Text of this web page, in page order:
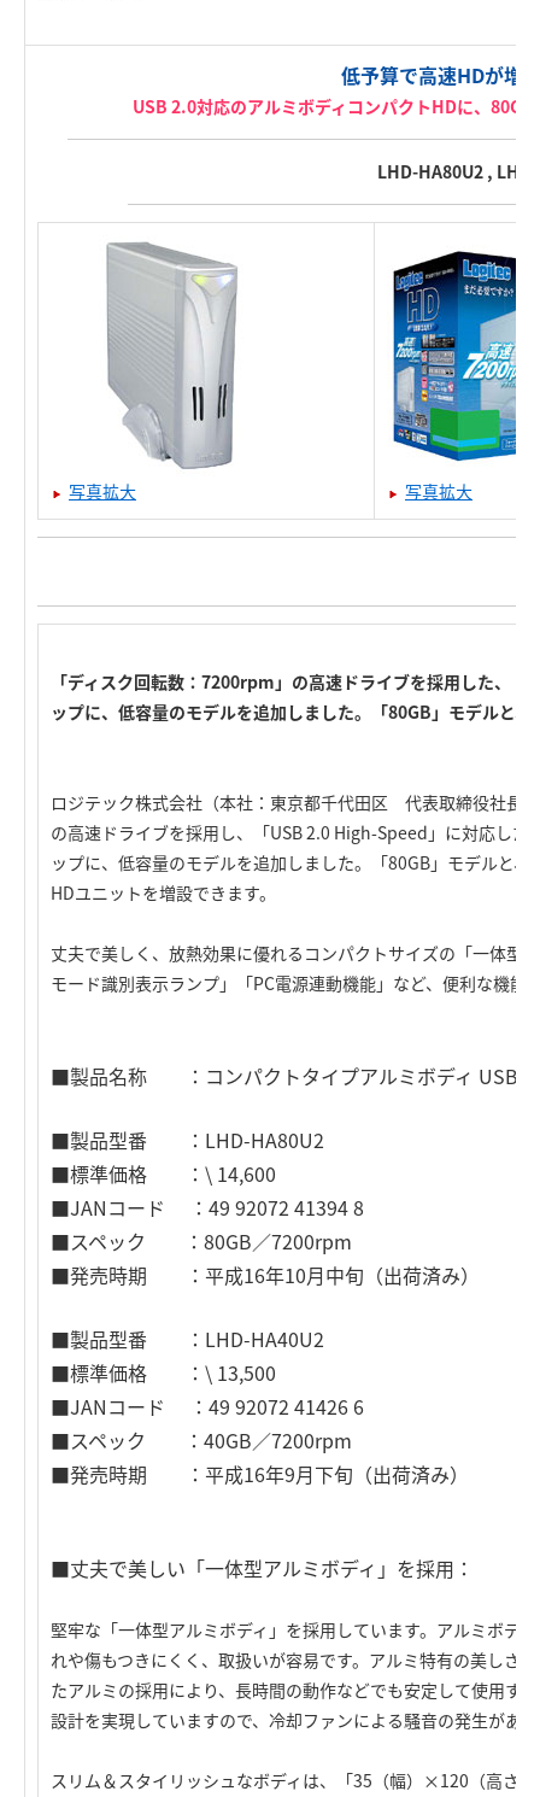
低予算で高速HDが増
USB 2.0対応のアルミボディコンパクトHDに、
LHD-HA80U2 ,
写真拡大 写真拡大
「ディスク回転数：7200rpm」の高速ドライブを採用した、
ップに、低容量のモデルを追加しました。「80GB」モデルと、
ロジテック株式会社（本社：東京都千代田区 代表取締役社長
の高速ドライブを採用し、「USB 2.0 High-Speed」に対応し
ップに、低容量のモデルを追加しました。「80GB」モデルと
HDユニットを増設できます。
丈夫で美しく、放熱効果に優れるコンパクトサイズの「一体型
モード識別表示ランプ」「PC電源連動機能」など、便利な機能
■製品名称 ：コンパクトタイプアルミボディ USB
■製品型番 ：LHD-HA80U2
■標準価格 ：\ 14,600
■JANコード ：49 92072 41394 8
■スペック ：80GB／7200rpm
■発売時期 ：平成16年10月中旬（出荷済み）
■製品型番 ：LHD-HA40U2
■標準価格 ：\ 13,500
■JANコード ：49 92072 41426 6
■スペック ：40GB／7200rpm
■発売時期 ：平成16年9月下旬（出荷済み）
■丈夫で美しい「一体型アルミボディ」を採用：
堅牢な「一体型アルミボディ」を採用しています。アルミボデ
れや傷もつきにくく、取扱いが容易です。アルミ特有の美しさ
たアルミの採用により、長時間の動作などでも安定して使用す
設計を実現していますので、冷却ファンによる騒音の発生があ
スリム＆スタイリッシュなボディは、「35（幅）×120（高さ